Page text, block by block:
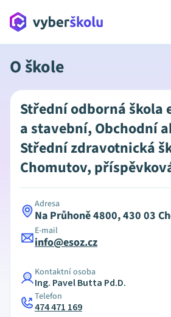
O škole
Střední odborná škola
a stavební, Obchodní
Střední zdravotnická
Chomutov,
Adresa
Na Průhoně 4800, 430 03
E-mail
info@esoz.cz
Kontaktní osoba
Ing. Pavel Butta Pd.D.
Telefon
474 471 169